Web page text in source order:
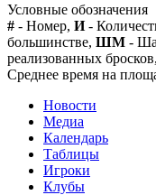
Условные обозначения
# - Номер, И-
большинстве, ШМ -
реализованных бросков,
Среднее время на
Новости
Медиа
Календарь
Таблицы
Игроки
Клубы